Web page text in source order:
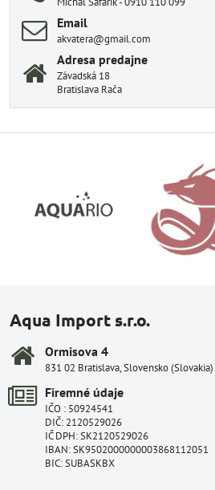
Email
akvatera@gmail.com
Adresa predajne
Závadská 18
Bratislava Rača
Aqua Import s.r.o.
Ormisova 4
831 02 Bratislava, Slovensko (Slovakia)
Firemné údaje
IČO : 50924541
DIČ: 2120529026
IČ DPH: SK2120529026
IBAN: SK9502000000003868112051
BIC: SUBASKBX